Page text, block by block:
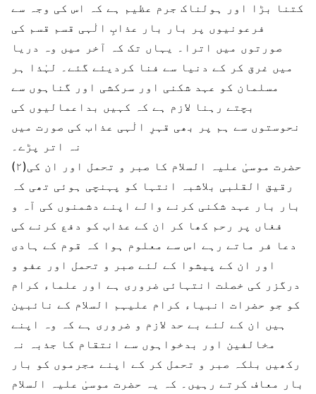
کتنا بڑا اور ہولناک جرم عظیم ہے کہ اس کی وجہ سے
فرعونیوں پر بار بار عذابِ الٰہی قسم قسم کی
صورتوں میں اترا۔ یہاں تک کہ آخر میں وہ دریا
میں غرق کر کے دنیا سے فنا کردیئے گئے۔ لہٰذا ہر
مسلمان کو عہد شکنی اور سرکشی اور گناہوں سے
بچتے رہنا لازم ہے کہ کہیں بداعمالیوں کی
نحوستوں سے ہم پر بھی قہرِ الٰہی عذاب کی صورت میں
نہ اتر پڑے۔
(۲)حضرت موسیٰ علیہ السلام کا صبر و تحمل اور ان کی
رقیق القلبی بلاشبہ انتہا کو پہنچی ہوئی تھی کہ
بار بار عہد شکنی کرنے والے اپنے دشمنوں کی آہ و
فغاں پر رحم کھا کر ان کے عذاب کو دفع کرنے کی
دعا فر ماتے رہے اس سے معلوم ہوا کہ قوم کے ہادی
اور ان کے پیشوا کے لئے صبر و تحمل اور عفو و
درگزر کی خصلت انتہائی ضروری ہے اور علماء کرام
کو جو حضرات انبیاء کرام علیہم السلام کے نائبین
ہیں ان کے لئے بے حد لازم و ضروری ہے کہ وہ اپنے
مخالفین اور بدخواہوں سے انتقام کا جذبہ نہ
رکھیں بلکہ صبر و تحمل کر کے اپنے مجرموں کو بار
بار معاف کرتے رہیں۔ کہ یہ حضرت موسیٰ علیہ السلام